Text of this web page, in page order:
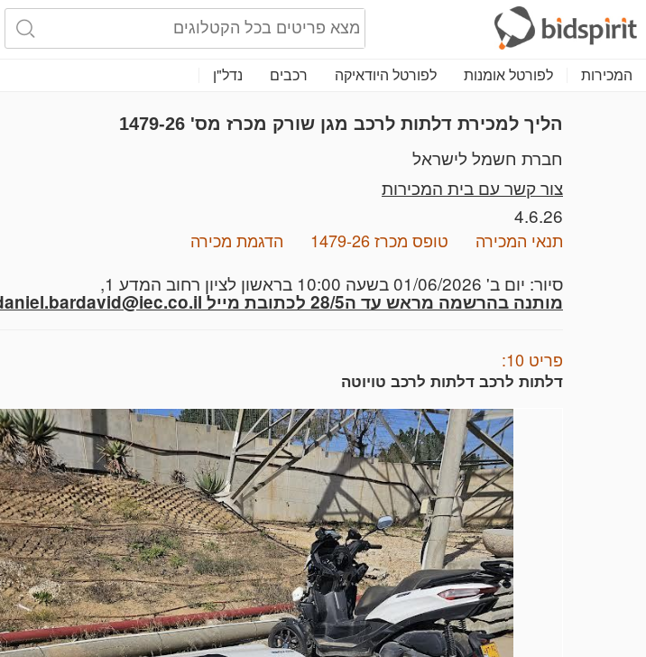
המכירות לפורטל אומנות לפורטל היודאיקה רכבים נדל"ן
הליך למכירת דלתות לרכב מגן שורק מכרז מס' 1479-26
חברת חשמל לישראל
צור קשר עם בית המכירות
4.6.26
תנאי המכירה טופס מכרז 1479-26 הדגמת מכירה
סיור: יום ב' 01/06/2026 בשעה 10:00 בראשון לציון רחוב המדע 1,
מותנה בהרשמה מראש עד ה28/5 לכתובת מייל daniel.bardavid@iec.co.il
פריט 10:
דלתות לרכב דלתות לרכב טויוטה